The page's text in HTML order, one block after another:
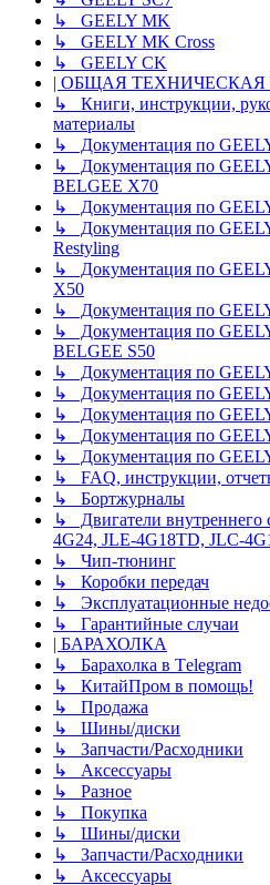
↳ GEELY MK
↳ GEELY MK Cross
↳ GEELY CK
| ОБЩАЯ
↳ Книги, инструкции,
материалы
↳ Документация по
↳ Документация по
BELGEE X70
↳ Документация по
↳ Документация по
Restyling
↳ Документация по
X50
↳ Документация по
↳ Документация по
BELGEE S50
↳ Документация по
↳ Документация по
↳ Документация по
↳ Документация по
↳ Документация по
↳ FAQ, инструкции,
↳ Бортжурналы
↳ Двигатели внутреннего
4G24, JLE-4G18TD, JLC-
↳ Чип-тюнинг
↳ Коробки передач
↳ Эксплуатационные
↳ Гарантийные случаи
| БАРАХОЛКА
↳ Барахолка в Tеlegram
↳ КитайПром в помощь!
↳ Продажа
↳ Шины/диски
↳ Запчасти/Расходники
↳ Аксессуары
↳ Разное
↳ Покупка
↳ Шины/диски
↳ Запчасти/Расходники
↳ Аксессуары